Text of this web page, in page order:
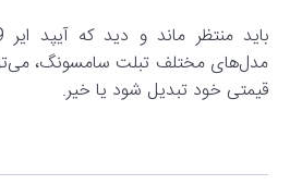
مدل‌های مختلف تبلت سامسونگ،
قیمتی خود تبدیل شود یا خیر.